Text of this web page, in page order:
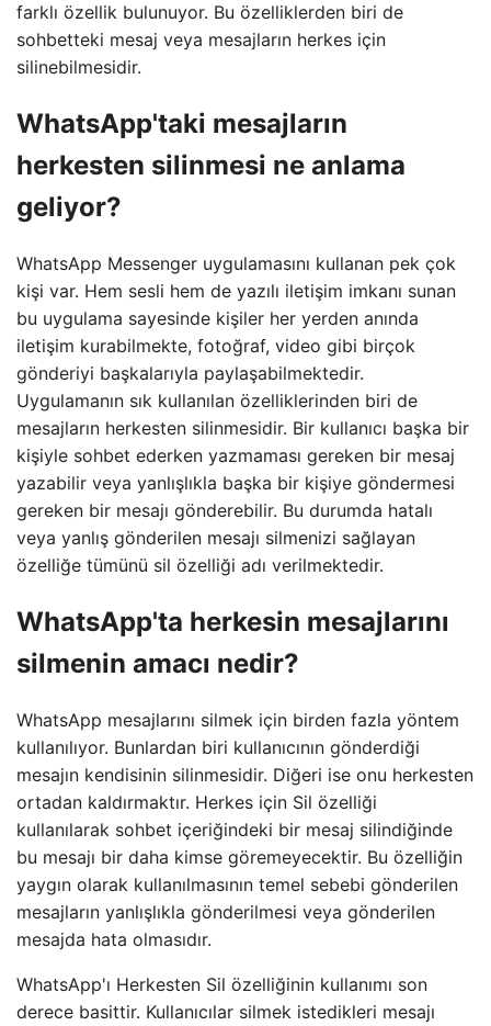
farklı özellik bulunuyor. Bu özelliklerden biri de
sohbetteki mesaj veya mesajların herkes için
silinebilmesidir.
WhatsApp'taki mesajların
herkesten silinmesi ne anlama
geliyor?
WhatsApp Messenger uygulamasını kullanan pek çok
kişi var. Hem sesli hem de yazılı iletişim imkanı sunan
bu uygulama sayesinde kişiler her yerden anında
iletişim kurabilmekte, fotoğraf, video gibi birçok
gönderiyi başkalarıyla paylaşabilmektedir.
Uygulamanın sık kullanılan özelliklerinden biri de
mesajların herkesten silinmesidir. Bir kullanıcı başka bir
kişiyle sohbet ederken yazmaması gereken bir mesaj
yazabilir veya yanlışlıkla başka bir kişiye göndermesi
gereken bir mesajı gönderebilir. Bu durumda hatalı
veya yanlış gönderilen mesajı silmenizi sağlayan
özelliğe tümünü sil özelliği adı verilmektedir.
WhatsApp'ta herkesin mesajlarını
silmenin amacı nedir?
WhatsApp mesajlarını silmek için birden fazla yöntem
kullanılıyor. Bunlardan biri kullanıcının gönderdiği
mesajın kendisinin silinmesidir. Diğeri ise onu herkesten
ortadan kaldırmaktır. Herkes için Sil özelliği
kullanılarak sohbet içeriğindeki bir mesaj silindiğinde
bu mesajı bir daha kimse göremeyecektir. Bu özelliğin
yaygın olarak kullanılmasının temel sebebi gönderilen
mesajların yanlışlıkla gönderilmesi veya gönderilen
mesajda hata olmasıdır.
WhatsApp'ı Herkesten Sil özelliğinin kullanımı son
derece basittir. Kullanıcılar silmek istedikleri mesajı